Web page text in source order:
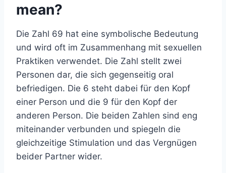
mean?
Die Zahl 69 hat eine symbolische Bedeutung
und wird oft im Zusammenhang mit sexuellen
Praktiken verwendet. Die Zahl stellt zwei
Personen dar, die sich gegenseitig oral
befriedigen. Die 6 steht dabei für den Kopf
einer Person und die 9 für den Kopf der
anderen Person. Die beiden Zahlen sind eng
miteinander verbunden und spiegeln die
gleichzeitige Stimulation und das Vergnügen
beider Partner wider.